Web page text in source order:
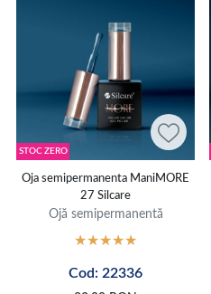
STOC ZERO
Oja semipermanenta ManiMORE
27 Silcare
Ojă semipermanentă
Cod: 22336